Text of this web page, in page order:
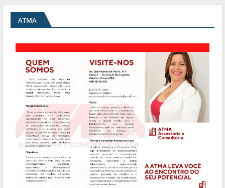
ATMA